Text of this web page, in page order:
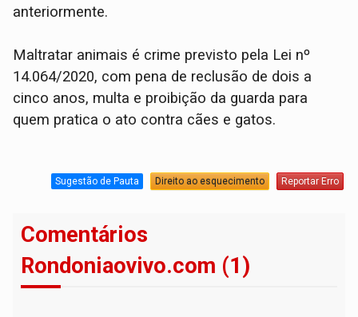
anteriormente.
Maltratar animais é crime previsto pela Lei nº
14.064/2020, com pena de reclusão de dois a
cinco anos, multa e proibição da guarda para
quem pratica o ato contra cães e gatos.
Sugestão de Pauta Direito ao esquecimento Reportar Erro
Comentários
Rondoniaovivo.com (1)